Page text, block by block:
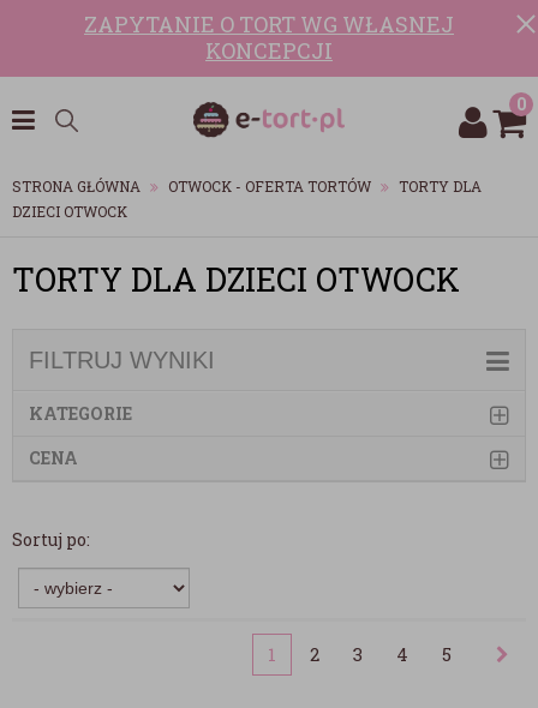
ZAPYTANIE O TORT WG WŁASNEJ
KONCEPCJI
0
STRONA GŁÓWNA OTWOCK - OFERTA TORTÓW
TORTY DLA
DZIECI OTWOCK
TORTY DLA DZIECI OTWOCK
FILTRUJ WYNIKI
KATEGORIE
CENA
Sortuj po:
1 2 3 4 5